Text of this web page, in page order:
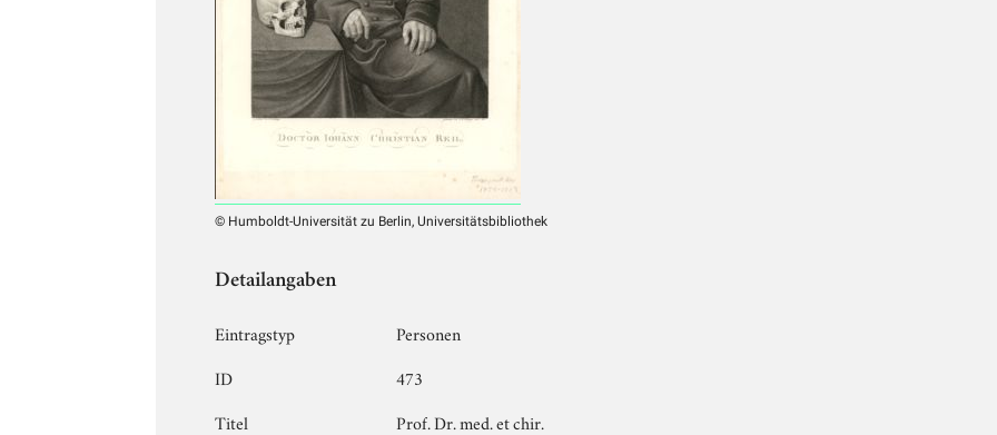
© Humboldt-Universität zu Berlin, Universitätsbibliothek
Detailangaben
Eintragstyp
Personen
ID
473
Titel
Prof. Dr. med. et chir.